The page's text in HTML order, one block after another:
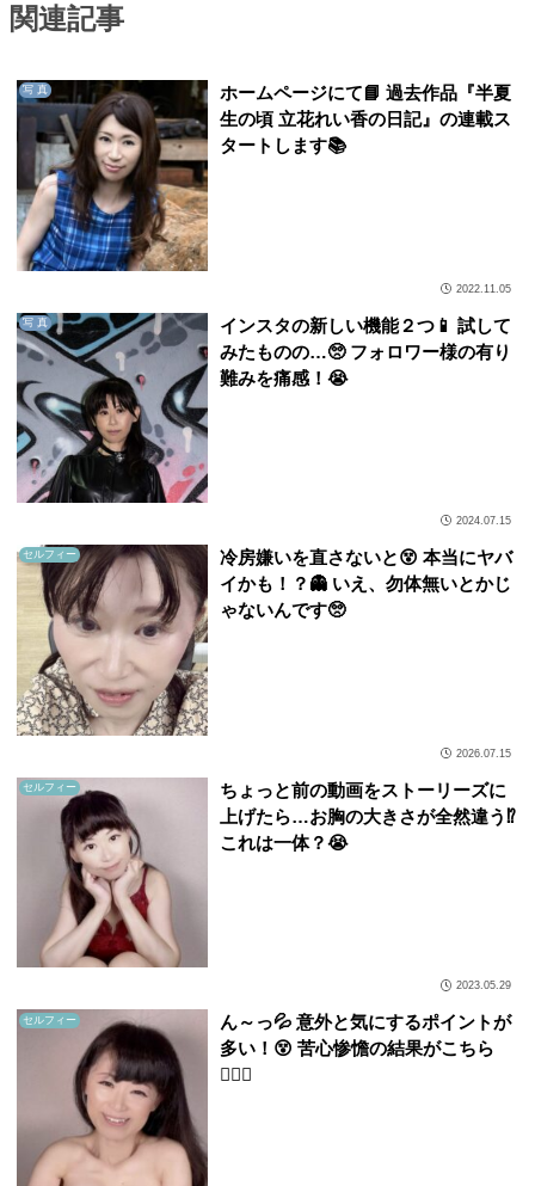
関連記事
写 真
ホームページにて📘 過去作品『半夏
生の頃 立花れい香の日記』の連載ス
タートします📚
2022.11.05
写 真
インスタの新しい機能２つ📱 試して
みたものの…🥺 フォロワー様の有り
難みを痛感！😭
2024.07.15
セルフィー
冷房嫌いを直さないと😵 本当にヤバ
イかも！？👻 いえ、勿体無いとかじ
ゃないんです🥺
2026.07.15
セルフィー
ちょっと前の動画をストーリーズに
上げたら…お胸の大きさが全然違う⁉️
これは一体？😭
2023.05.29
セルフィー
ん～っ💦 意外と気にするポイントが
多い！😵 苦心惨憺の結果がこちら
💁🏻‍♀️